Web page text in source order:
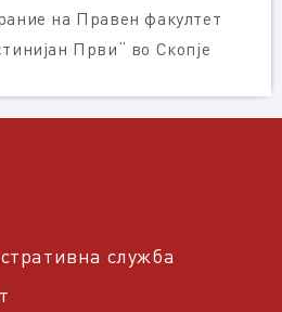
на Правен факултет
Први“ во Скопје
служба